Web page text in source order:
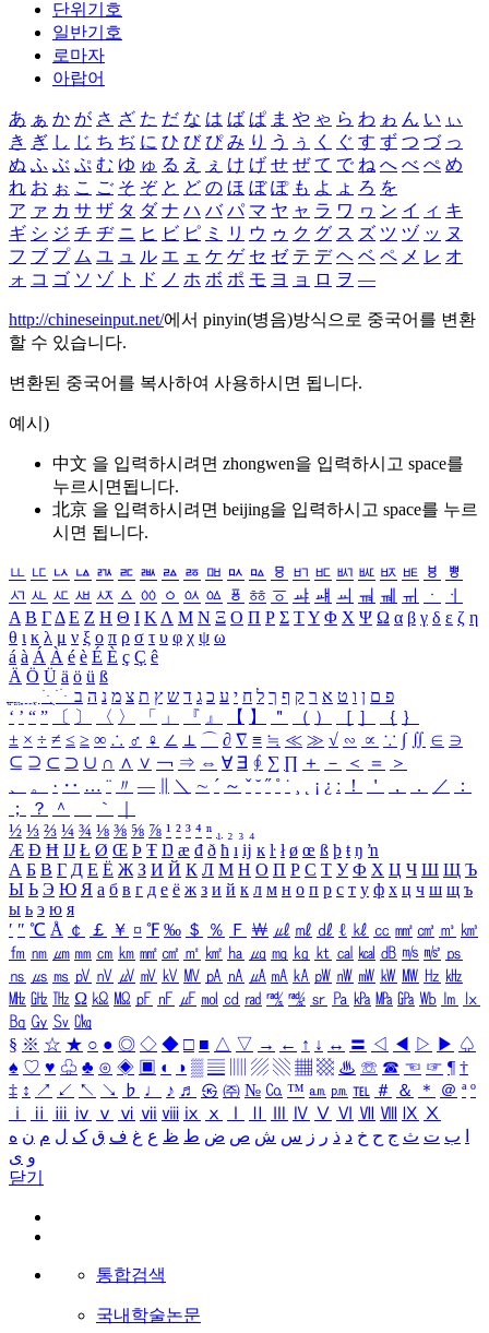
단위기호
일반기호
로마자
아랍어
あ ぁ か が さ ざ た だ な は ば ぱ ま や ゃ ら わ ゎ ん い ぃ
き ぎ し じ ち ぢ に ひ び ぴ み り う ぅ く ぐ す ず つ づ っ
ぬ ふ ぶ ぷ む ゆ ゅ る え ぇ け げ せ ぜ て で ね へ べ ぺ め
れ お ぉ こ ご そ ぞ と ど の ほ ぼ ぽ も よ ょ ろ を
ア ァ カ サ ザ タ ダ ナ ハ バ パ マ ヤ ャ ラ ワ ヮ ン イ ィ キ
ギ シ ジ チ ヂ ニ ヒ ビ ピ ミ リ ウ ゥ ク グ ス ズ ツ ヅ ッ ヌ
フ ブ プ ム ユ ュ ル エ ェ ケ ゲ セ ゼ テ デ ヘ ベ ペ メ レ オ
ォ コ ゴ ソ ゾ ト ド ノ ホ ボ ポ モ ヨ ョ ロ ヲ ―
http://chineseinput.net/에서 pinyin(병음)방식으로 중국어를 변환
할 수 있습니다.
변환된 중국어를 복사하여 사용하시면 됩니다.
예시)
中文 을 입력하시려면 zhongwen을 입력하시고 space를
누르시면됩니다.
北京 을 입력하시려면 beijing을 입력하시고 space를 누르
시면 됩니다.
ㅥ ㅦ ㅧ ㅨ ㅩ ㅪ ㅫ ㅬ ㅭ ㅮ ㅯ ㅰ ㅱ ㅲ ㅳ ㅴ ㅵ ㅶ ㅷ ㅸ
ㅹ
ㅺ ㅻ ㅼ ㅽ ㅾ ㅿ ㆀ ㆁ ㆂ ㆃ ㆄ ㆅ ㆆ ㆇ ㆈ ㆉ ㆊ ㆋ ㆌ ㆍ
ㆎ
Α Β ΓΔ Ε Ζ Η Θ Ι ΚΛ Μ Ν Ξ Ο Π Ρ Σ ΤΥ Φ Χ Ψ Ω α β γ δ ε ζ η
θ ι κ λ μ ν ξ ο π ρ σ τ υ φ χ ψ ω
á à Á À é è É È ç Ç ê
Ä Ö Ü ä ö ü ß
ִֶֹ ֻּ ׁׂ פ ם ן ו ט א ר ק ף ך ל ח י ע כ ג ד ש ץ ת צ מ נ ה ב
‘ ’ “ ” 〔 〕 〈 〉 「 」 『 』 【 】 ＂ （ ） ［ ］ ｛ ｝
± × ÷ ≠ ≤ ≥ ∞ ∴ ♂ ♀ ∠ ⊥ ⌒ ∂ ∇ ≡ ≒ ≪ ≫ √ ∽ ∝ ∵ ∫ ∬ ∈ ∋
⊆ ⊇ ⊂ ⊃ ∪ ∩ ∧ ∨ ￢ ⇒ ⇔ ∀ ∃ ∮ ∑ ∏ ＋ － ＜ ＝
＞
、
。 · ‥ … ¨ 〃 ― ＼ ∼ ´ ～ ˇ ˘ ˝ ˚ ˙ ¸ ¡ ¿ ː ！ ＇ ， ． ／
：
；
？ ＾ ｀
½ ⅓ ⅔ ¼ ¾ ⅛ ⅜ ⅝ ⅞ ¹ ² ³ ⁴ ⁿ ₁ ₂ ₃ ₄
Æ Ð Ħ Ĳ Ł Ø Œ Þ Ŧ Ŋ æ đ ð ħ ı ĳ ĸ ŀ ł ø œ ß þ ŧ ŋ ŉ
А Б В Г Д Е Ё Ж З И Й К Л М Н О П Р С Т У Ф Х Ц Ч Ш Щ Ъ
Ы Ь Э Ю Я а б в г д е ё ж з и й к л м н о п р с т у ф х ц ч ш щ ъ
ы ь э ю я
′ ″ ℃ Å ￠ ￡ ￥ ¤ ℉ ‰ ＄ ％ Ｆ ￦ ㎕ ㎖ ㎗ ℓ ㎘ ㏄ ㎣ ㎤ ㎥ ㎦
㎙ ㎚ ㎛ ㎜ ㎝ ㎞ ㎟ ㎠ ㎡ ㎢ ㏊ ㎍ ㎎ ㎏ ㏏ ㎈ ㎉ ㏈ ㎧ ㎨ ㎰
㎱ ㎲ ㎳ ㎴ ㎵ ㎶ ㎷ ㎸ ㎹ ㎀ ㎁ ㎂ ㎃ ㎄ ㎺ ㎻ ㎽ ㎾ ㎿ ㎐ ㎑
㎒ ㎓ ㎔ Ω ㏀ ㏁ ㎊ ㎋ ㎌ ㏖ ㏅ ㎭ ㎮ ㎯ ㏛ ㎩ ㎪ ㎫ ㎬ ㏝ ㏐
㏓
㏃ ㏉ ㏜ ㏆
§ ※ ☆ ★ ○ ● ◎ ◇ ◆ □ ■ △ ▽ → ← ↑ ↓ ↔ 〓 ◁ ◀ ▷ ▶ ♤
♠ ♡ ♥ ♧ ♣ ⊙ ◈ ▣ ◐ ◑ ▒ ▤ ▨ ▧ ▦ ▩ ♨ ☏ ☎ ☜ ☞ ¶ †
‡ ↕ ↗ ↙ ↖ ↘ ♭ ♩ ♪ ♬ ㉿ ㈜ № ㏇ ™ ㏂ ㏘ ℡ ＃ ＆ ＊ ＠ ª º
ⅰ
ⅱ ⅲ ⅳ ⅴ ⅵ ⅶ ⅷ ⅸ ⅹ Ⅳ Ⅴ Ⅵ Ⅶ Ⅷ Ⅸ Ⅹ
ب ت ث ج ح خ د ذ ر ز س ش ص ض ط ظ ع غ ف ق ک ل م ن ه
و ی
닫기
통합검색
국내학술논문